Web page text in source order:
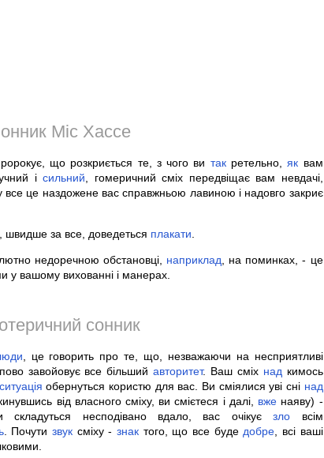
Міс Хассе
що розкриється те, з чого ви такретельно,як вам
ісильний , гомеричний сміх передвіщає вам невдачі,
все це наздожене вас справжньою лавиною і надовго закриє
швидше за все, доведеться плакати
недоречною обстановці, наприклад , на поминках, - це
у вашому вихованні і манерах.
сонник
, це говорить про те, що, незважаючи на несприятливі
завойовує все більшийавторитет. Ваш сміх над кимось
ситуація обернуться користю для вас. Ви сміялися уві сні над
від власного сміху, ви смієтеся і далі, вже наяву) -
складуться несподівано вдало, вас очікуєзло всім
. Почутизвук сміху -знак того, що все буде добре , всі ваші